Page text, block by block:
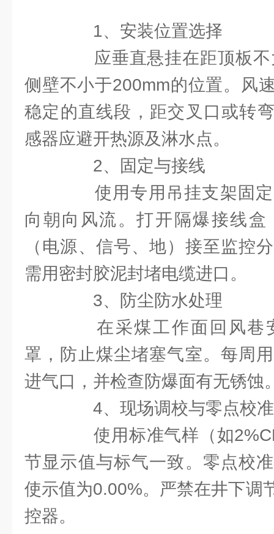
1、安装位置选择
应垂直悬挂在距顶板不
侧壁不小于200mm的位置。风
稳定的直线段，距交叉口或转
感器应避开热源及淋水点。
2、固定与接线
使用专用吊挂支架固定
向朝向风流。打开隔爆接线
（电源、信号、地）接至监控
需用密封胶泥封堵电缆进口。
3、防尘防水处理
在采煤工作面回风巷
罩，防止煤尘堵塞气室。每周
进气口，并检查防爆面有无锈蚀
4、现场调校与零点校准
使用标准气样（如
节显示值与标气一致。零点校
使示值为0.00%。严禁在井下调
控器。